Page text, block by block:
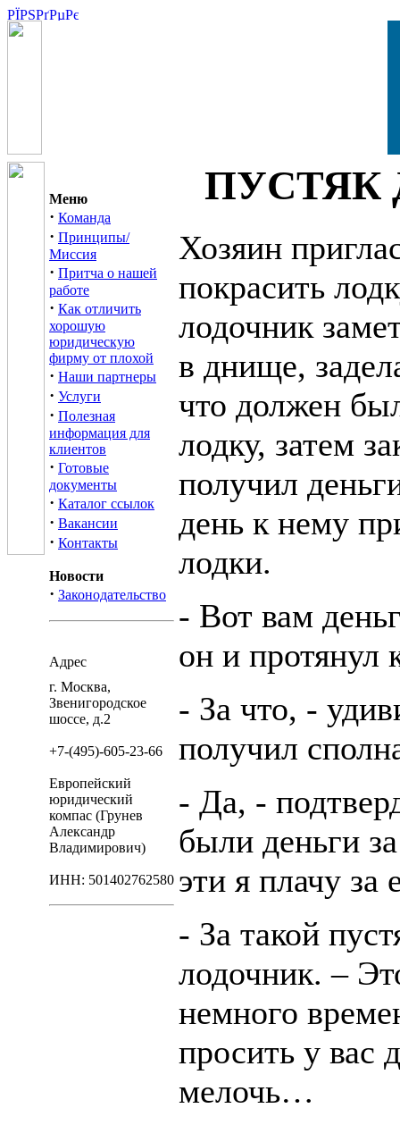
Меню
· Команда
· Принципы/
Миссия
· Притча о нашей
работе
· Как отличить
хорошую
юридическую
фирму от плохой
· Наши партнеры
· Услуги
· Полезная
информация для
клиентов
· Готовые
документы
· Каталог ссылок
· Вакансии
· Контакты
Новости
· Законодательство
Адрес
г. Москва,
Звенигородское
шоссе, д.2
+7-(495)-605-23-66
Европейский
юридический
компас (Грунев
Александр
Владимирович)
ИНН: 501402762580
ПУСТЯК
Хозяин
покрасить
лодочник
в днище,
что должен
лодку, затем
получил
день к нему
лодки.
- Вот вам
он и протянул
- За что, -
получил
- Да, -
были деньги
эти я плачу за
- За такой
лодочник. –
немного
просить у вас
мелочь…